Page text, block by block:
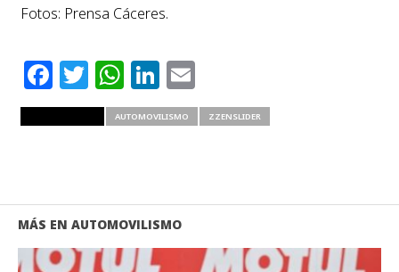
Fotos: Prensa Cáceres.
Facebook
Twitter
WhatsApp
LinkedIn
Email
AUTOMOVILISMO ZZENSLIDER
MÁS EN AUTOMOVILISMO